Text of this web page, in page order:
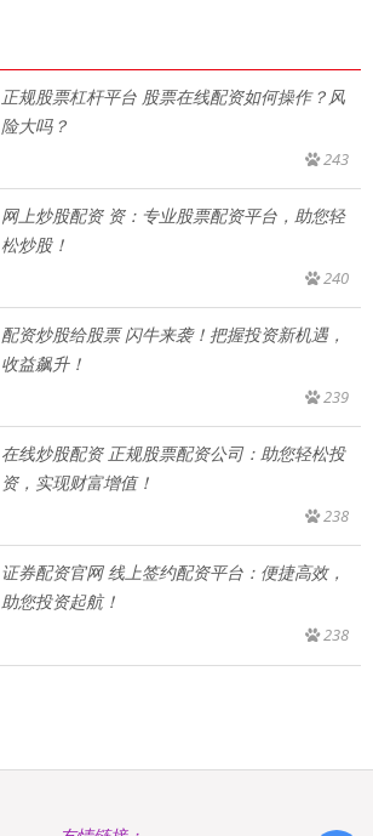
正规股票杠杆平台 股票在线配资如何操作？风
险大吗？
243
网上炒股配资 资：专业股票配资平台，助您轻
松炒股！
240
配资炒股给股票 闪牛来袭！把握投资新机遇，
收益飙升！
239
在线炒股配资 正规股票配资公司：助您轻松投
资，实现财富增值！
238
证券配资官网 线上签约配资平台：便捷高效，
助您投资起航！
238